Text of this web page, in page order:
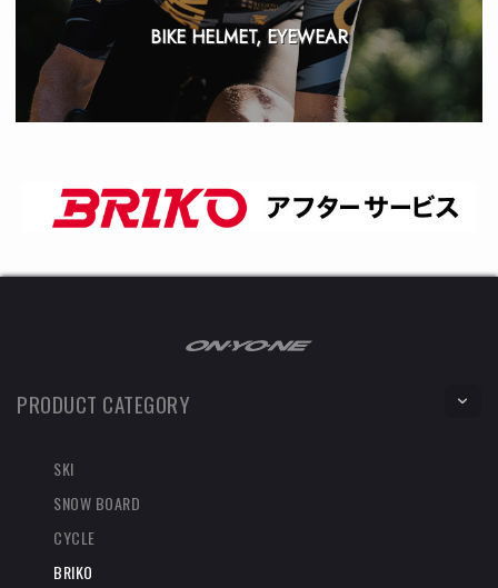
BIKE HELMET, EYEWEAR
PRODUCT CATEGORY
SKI
SNOW BOARD
CYCLE
BRIKO